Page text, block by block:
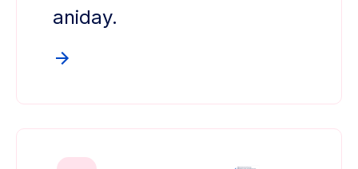
aniday.